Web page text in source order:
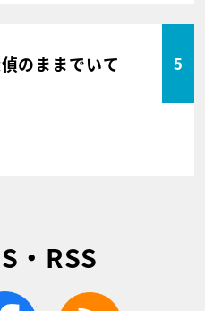
のままでいて 5
・RSS
facebook